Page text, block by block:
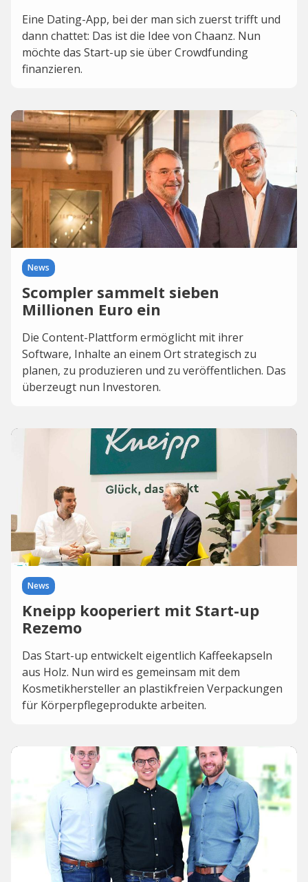
Eine Dating-App, bei der man sich zuerst trifft und
dann chattet: Das ist die Idee von Chaanz. Nun
möchte das Start-up sie über Crowdfunding
finanzieren.
News
Scompler sammelt sieben
Millionen Euro ein
Die Content-Plattform ermöglicht mit ihrer
Software, Inhalte an einem Ort strategisch zu
planen, zu produzieren und zu veröffentlichen. Das
überzeugt nun Investoren.
News
Kneipp kooperiert mit Start-up
Rezemo
Das Start-up entwickelt eigentlich Kaffeekapseln
aus Holz. Nun wird es gemeinsam mit dem
Kosmetikhersteller an plastikfreien Verpackungen
für Körperpflegeprodukte arbeiten.